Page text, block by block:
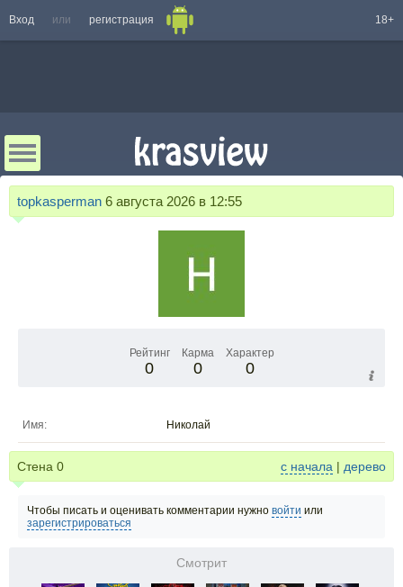
Вход или регистрация 18+
topkasperman 6 августа 2026 в 12:55
Рейтинг
0
Карма
0
Характер
0
Имя: Николай
Стена 0 с начала | дерево
Чтобы писать и оценивать комментарии нужно войти или
зарегистрироваться
Смотрит